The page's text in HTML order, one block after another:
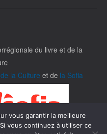
du livre et de la
la Culture et de la Sofia
vous garantir la meilleure
vous continuez à utiliser ce